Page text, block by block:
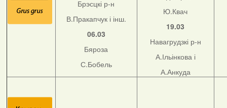
Брэсцкі р-н
В.Пракапчук і інш.
06.03
Бяроза
С.Бобель
Ю.Квач
19.03
Навагрудзкі р-н
А.Ільінкова і
А.Анкуда